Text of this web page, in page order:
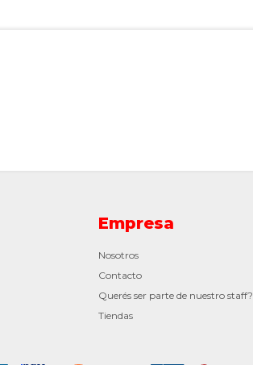
Empresa
Nosotros
Contacto
Querés ser parte de nuestro staff?
Tiendas